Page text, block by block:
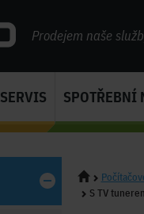
Prodejem naše
SERVIS SPOTŘEBNÍ
S TV